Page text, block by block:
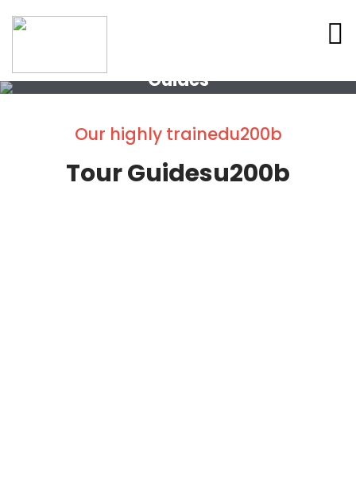
Guides
Our highly trainedu200b
Tour Guidesu200b